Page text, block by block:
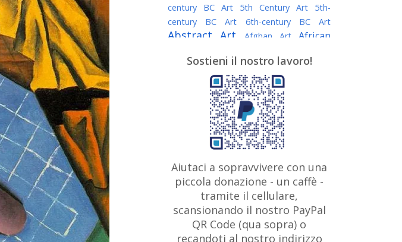
century BC Art
5th Century Art
5th-
century BC Art
6th-century BC Art
Abstract Art Afghan Art
African
Algerian painter American Art
Argentine Art Armenian painter
Art history Art Institute of Chicago
Art Quotes - Literature
Australian Art Austrian Art
Austro-Hungarian Art Awarded
Artist
Baroque Art
Belarusian
Art Belgian Art Bohemian Art Bolivian
Bosnian Art Brazilian Art British
Art British Museum Brooklyn Museum
Bulgarian Art Burmese Art Canadian
Art
Caravaggio
Chilean Art
Sostieni il nostro lavoro!
Aiutaci a sopravvivere con una
piccola donazione - un caffè -
tramite il cellulare,
scansionando il nostro PayPal
QR Code (qua sopra) o
recandoti al nostro indirizzo